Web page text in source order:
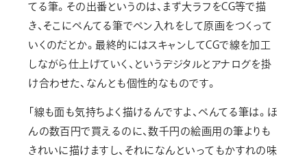
てる筆。その出番というのは、まず大ラフをCG等で描
き、そこにぺんてる筆でペン入れをして原画をつくって
いくのだとか。最終的にはスキャンしてCGで線を加工
しながら仕上げていく、というデジタルとアナログを掛
け合わせた、なんとも個性的なものです。
「線も面も気持ちよく描けるんですよ、ぺんてる筆は。ほ
んの数百円で買えるのに、数千円の絵画用の筆よりも
きれいに描けますし、それになんといってもかすれの味